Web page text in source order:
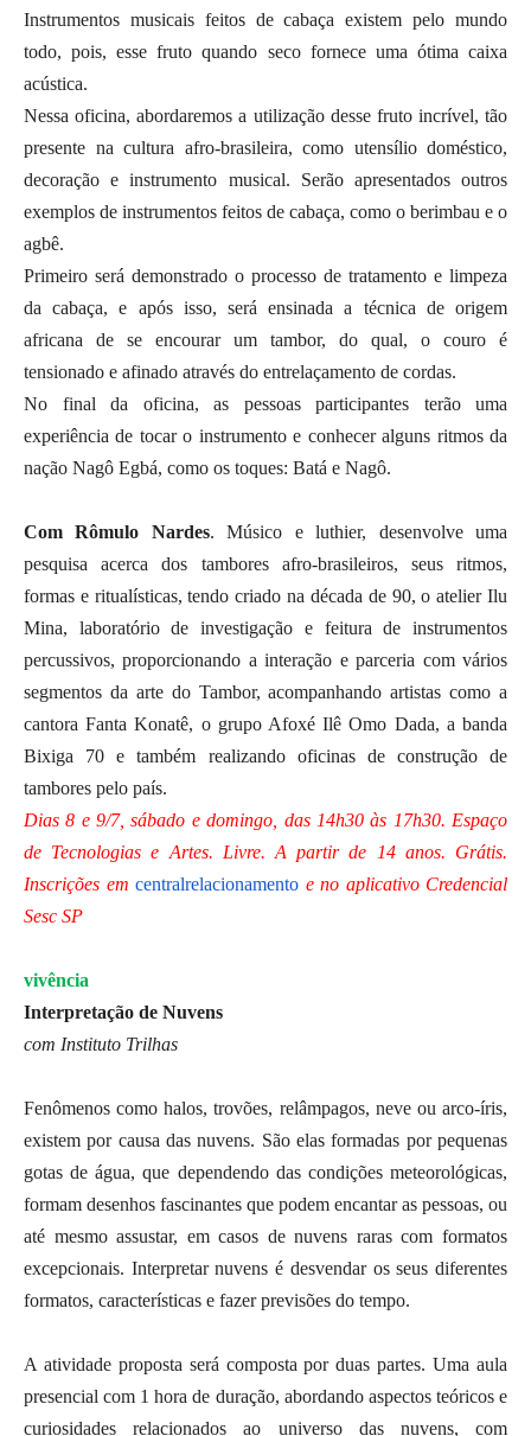
Instrumentos musicais feitos de cabaça existem pelo mundo
todo, pois, esse fruto quando seco fornece uma ótima caixa
acústica.
Nessa oficina, abordaremos a utilização desse fruto incrível, tão
presente na cultura afro-brasileira, como utensílio doméstico,
decoração e instrumento musical. Serão apresentados outros
exemplos de instrumentos feitos de cabaça, como o berimbau e o
agbê.
Primeiro será demonstrado o processo de tratamento e limpeza
da cabaça, e após isso, será ensinada a técnica de origem
africana de se encourar um tambor, do qual, o couro é
tensionado e afinado através do entrelaçamento de cordas.
No final da oficina, as pessoas participantes terão uma
experiência de tocar o instrumento e conhecer alguns ritmos da
nação Nagô Egbá, como os toques: Batá e Nagô.
Com Rômulo Nardes. Músico e luthier, desenvolve uma
pesquisa acerca dos tambores afro-brasileiros, seus ritmos,
formas e ritualísticas, tendo criado na década de 90, o atelier Ilu
Mina, laboratório de investigação e feitura de instrumentos
percussivos, proporcionando a interação e parceria com vários
segmentos da arte do Tambor, acompanhando artistas como a
cantora Fanta Konatê, o grupo Afoxé Ilê Omo Dada, a banda
Bixiga 70 e também realizando oficinas de construção de
tambores pelo país.
Dias 8 e 9/7, sábado e domingo, das 14h30 às 17h30. Espaço
de Tecnologias e Artes. Livre. A partir de 14 anos. Grátis.
Inscrições em centralrelacionamento e no aplicativo Credencial
Sesc SP
vivência
Interpretação de Nuvens
com Instituto Trilhas
Fenômenos como halos, trovões, relâmpagos, neve ou arco-íris,
existem por causa das nuvens. São elas formadas por pequenas
gotas de água, que dependendo das condições meteorológicas,
formam desenhos fascinantes que podem encantar as pessoas, ou
até mesmo assustar, em casos de nuvens raras com formatos
excepcionais. Interpretar nuvens é desvendar os seus diferentes
formatos, características e fazer previsões do tempo.
A atividade proposta será composta por duas partes. Uma aula
presencial com 1 hora de duração, abordando aspectos teóricos e
curiosidades relacionados ao universo das nuvens, com